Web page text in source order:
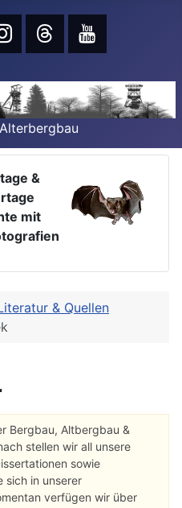
&
mit
& Quellen
Bergbau, Altbergbau &
stellen wir all unsere
sowie
sich in unserer
verfügen wir über